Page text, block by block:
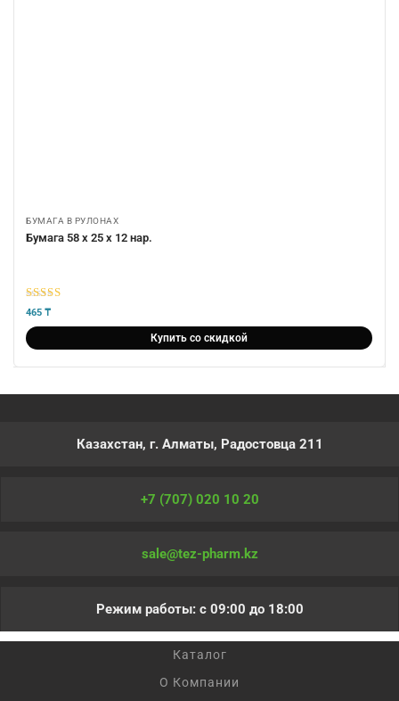
БУМАГА В РУЛОНАХ
Бумага 58 х 25 х 12 нар.
5из 5
465 ₸
Купить со скидкой
Казахстан, г. Алматы, Радостовца 211
+7 (707) 020 10 20
sale@tez-pharm.kz
Режим работы: с 09:00 до 18:00
Каталог
О Компании